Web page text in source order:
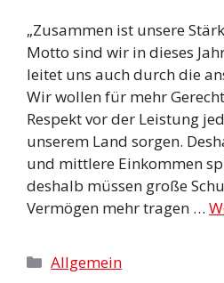
„Zusammen ist unsere
Motto sind wir in dieses
leitet uns auch durch die
Wir wollen für mehr
Respekt vor der Leistung
unserem Land sorgen.
und mittlere Einkommen
deshalb müssen große
Vermögen mehr tragen …
Kategorien
Allgemein